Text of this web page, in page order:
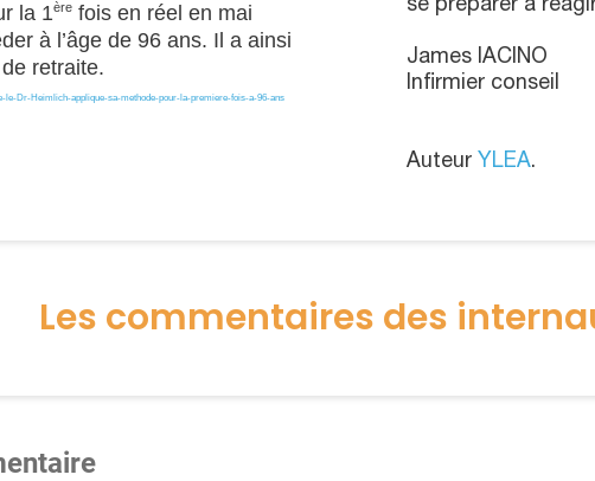
la 1ère fois en réel en mai
à l’âge de 96 ans. Il a ainsi
retraite.
le-Dr-Heimlich-applique-sa-methode-pour-la-premiere-fois-a-96-ans
se préparer à
James IACINO
Infirmier conseil
Auteur YLEA.
Les commentaires des